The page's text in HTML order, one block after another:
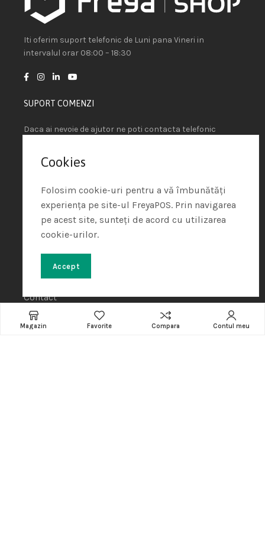
Iti oferim suport telefonic de Luni pana Vineri in
intervalul orar 08:00 – 18:30
SUPORT COMENZI
Daca ai nevoie de ajutor ne poti contacta telefonic
+4 021.636.70.85
sales@freyapos.com
LEGATURI UTILE
Intrebari frecvente
Contul meu
Cos de cumparaturi
Contact
INFORMATII
Magazin Favorite Compara Contul meu
Cookies
Folosim cookie-uri pentru a vă îmbunătăți
experiența pe site-ul FreyaPOS. Prin navigarea
pe acest site, sunteți de acord cu utilizarea
cookie-urilor.
Accept